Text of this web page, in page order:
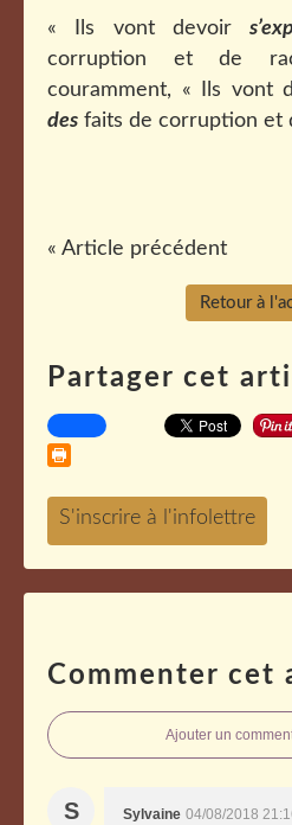
« Ils vont devoir
corruption et de
couramment, « Ils vont
des faits de corruption et
« Article précédent
Retour à
Partager cet
Commenter cet
Ajouter un
S Sylvaine 04/08/2018